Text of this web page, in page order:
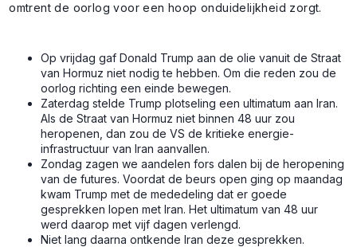
omtrent de oorlog voor een hoop onduidelijkheid zorgt.
Op vrijdag gaf Donald Trump aan de olie vanuit de Straat
van Hormuz niet nodig te hebben. Om die reden zou de
oorlog richting een einde bewegen.
Zaterdag stelde Trump plotseling een ultimatum aan Iran.
Als de Straat van Hormuz niet binnen 48 uur zou
heropenen, dan zou de VS de kritieke energie-
infrastructuur van Iran aanvallen.
Zondag zagen we aandelen fors dalen bij de heropening
van de futures. Voordat de beurs open ging op maandag
kwam Trump met de mededeling dat er goede
gesprekken lopen met Iran. Het ultimatum van 48 uur
werd daarop met vijf dagen verlengd.
Niet lang daarna ontkende Iran deze gesprekken.